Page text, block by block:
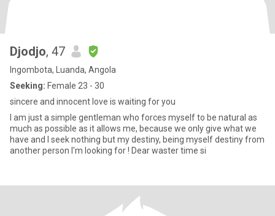
Djodjo, 47
Ingombota, Luanda, Angola
Seeking: Female 23 - 30
sincere and innocent love is waiting for you
I am just a simple gentleman who forces myself to be natural as
much as possible as it allows me, because we only give what we
have and I seek nothing but my destiny, being myself destiny from
another person I'm looking for ! Dear waster time si